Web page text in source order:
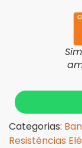
Categorias:
Resistências